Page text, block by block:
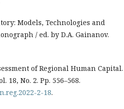
Models, Technologies and
/ ed. by D.A. Gainanov.
of Regional Human Capital.
18, No. 2. Pp. 556–568.
2-18.